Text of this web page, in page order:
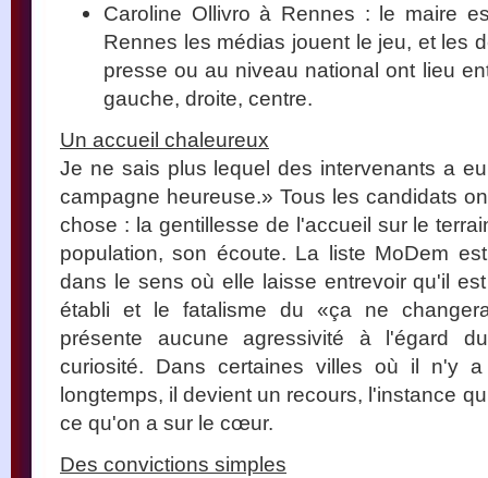
Caroline Ollivro à Rennes : le maire
Rennes les médias jouent le jeu, et les
presse ou au niveau national ont lieu
gauche, droite, centre.
Un accueil chaleureux
Je ne sais plus lequel des intervenants a
campagne heureuse.» Tous les candidats
chose : la gentillesse de l'accueil sur le
population, son écoute. La liste MoDem
dans le sens où elle laisse entrevoir qu'il
établi et le fatalisme du «ça ne
présente aucune agressivité à l'égard
curiosité. Dans certaines villes où il n'y
longtemps, il devient un recours, l'instance
ce qu'on a sur le cœur.
Des convictions simples